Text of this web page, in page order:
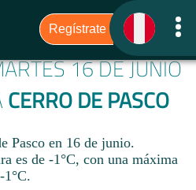
16 DE JUNIO
CERRO DE PASCO
Pasco en 16 de junio.
es de -1°C, con una máxima